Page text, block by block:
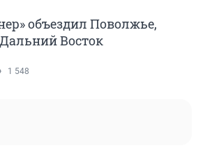
объездил Поволжье,
Восток
1 548